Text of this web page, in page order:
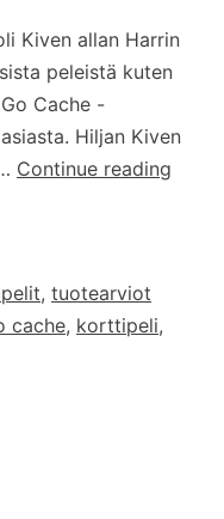
Kiven allan Harrin
peleistä kuten
Cache -
Hiljan Kiven
Continue reading
, tuotearviot
cache, korttipeli,